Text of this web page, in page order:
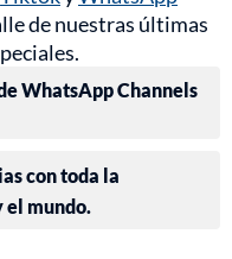
de nuestras últimas
WhatsApp Channels
con toda la
el mundo.